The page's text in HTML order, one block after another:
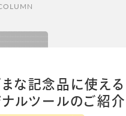
まな記念品に使え
ナルツールのご紹介